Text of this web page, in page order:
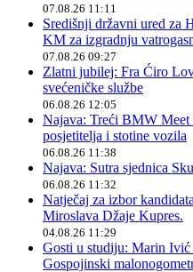
07.08.26 11:11
Središnji državni ured za
KM za izgradnju
07.08.26 09:27
Zlatni jubilej: Fra Ćiro
svećeničke službe
06.08.26 12:05
Najava: Treći BMW Meet
posjetitelja i stotine vozila
06.08.26 11:38
Najava: Sutra sjednica
06.08.26 11:32
Natječaj za izbor
Miroslava Džaje Kupres.
04.08.26 11:29
Gosti u studiju: Marin
Gospojinski